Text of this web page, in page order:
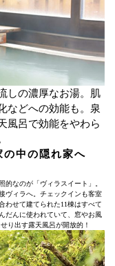
しの濃厚なお湯。肌
などへの効能も。泉
風呂で効能をやわら
中の隠れ家へ
的なのが「ヴィラスイート」。
ヴィラへ。チェックインも客室
わせて建てられた11棟はすべて
だんに使われていて、窓やお風
り出す露天風呂が開放的！